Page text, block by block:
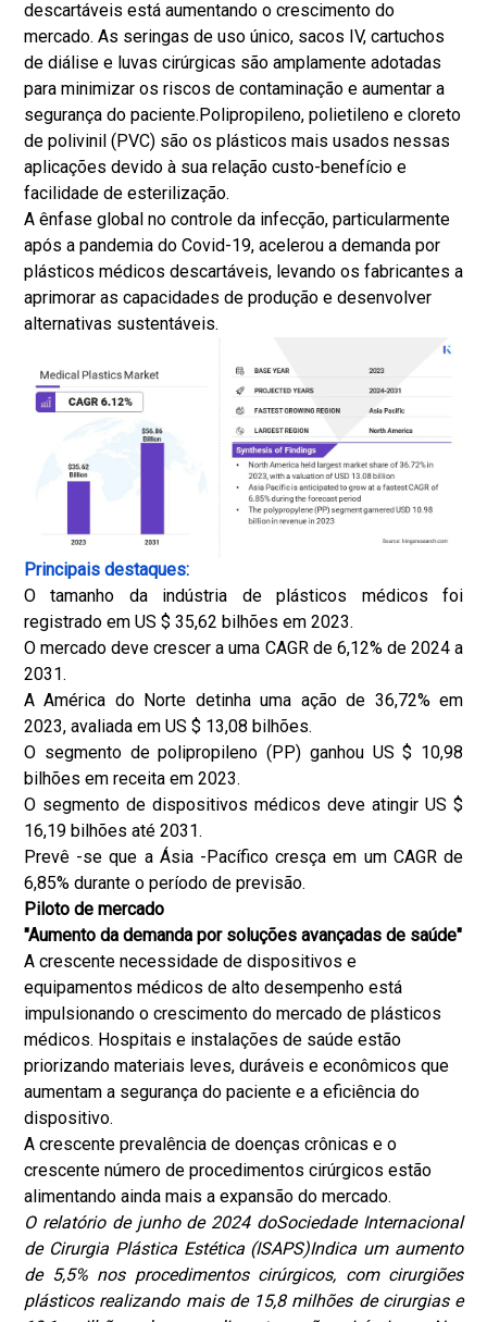
descartáveis está aumentando o crescimento do
mercado. As seringas de uso único, sacos IV, cartuchos
de diálise e luvas cirúrgicas são amplamente adotadas
para minimizar os riscos de contaminação e aumentar a
segurança do paciente.Polipropileno, polietileno e cloreto
de polivinil (PVC) são os plásticos mais usados nessas
aplicações devido à sua relação custo-benefício e
facilidade de esterilização.
A ênfase global no controle da infecção, particularmente
após a pandemia do Covid-19, acelerou a demanda por
plásticos médicos descartáveis, levando os fabricantes a
aprimorar as capacidades de produção e desenvolver
alternativas sustentáveis.
Principais destaques:
O tamanho da indústria de plásticos médicos foi
registrado em US $ 35,62 bilhões em 2023.
O mercado deve crescer a uma CAGR de 6,12% de 2024 a
2031.
A América do Norte detinha uma ação de 36,72% em
2023, avaliada em US $ 13,08 bilhões.
O segmento de polipropileno (PP) ganhou US $ 10,98
bilhões em receita em 2023.
O segmento de dispositivos médicos deve atingir US $
16,19 bilhões até 2031.
Prevê -se que a Ásia -Pacífico cresça em um CAGR de
6,85% durante o período de previsão.
Piloto de mercado
"Aumento da demanda por soluções avançadas de saúde"
A crescente necessidade de dispositivos e
equipamentos médicos de alto desempenho está
impulsionando o crescimento do mercado de plásticos
médicos. Hospitais e instalações de saúde estão
priorizando materiais leves, duráveis e econômicos que
aumentam a segurança do paciente e a eficiência do
dispositivo.
A crescente prevalência de doenças crônicas e o
crescente número de procedimentos cirúrgicos estão
alimentando ainda mais a expansão do mercado.
O relatório de junho de 2024 doSociedade Internacional
de Cirurgia Plástica Estética (ISAPS)Indica um aumento
de 5,5% nos procedimentos cirúrgicos, com cirurgiões
plásticos realizando mais de 15,8 milhões de cirurgias e